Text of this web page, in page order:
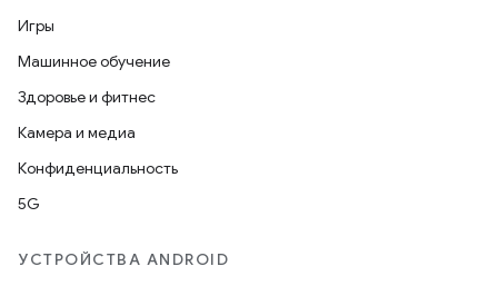
Игры
Машинное обучение
Здоровье и фитнес
Камера и медиа
Конфиденциальность
5G
УСТРОЙСТВА ANDROID